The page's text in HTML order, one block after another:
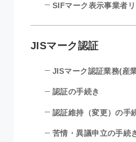
SIFマーク表示事業者リ
JISマーク認証
JISマーク認証業務(産
認証の手続き
認証維持（変更）の手
苦情・異議申立の手続